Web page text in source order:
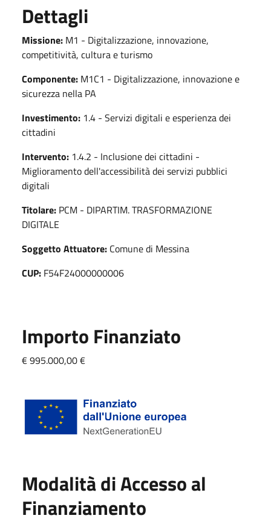
Dettagli
Missione: M1 - Digitalizzazione, innovazione,
competitività, cultura e turismo
Componente: M1C1 - Digitalizzazione, innovazione e
sicurezza nella PA
Investimento: 1.4 - Servizi digitali e esperienza dei
cittadini
Intervento: 1.4.2 - Inclusione dei cittadini -
Miglioramento dell'accessibilità dei servizi pubblici
digitali
Titolare: PCM - DIPARTIM. TRASFORMAZIONE
DIGITALE
Soggetto Attuatore: Comune di Messina
CUP: F54F24000000006
Importo Finanziato
€ 995.000,00 €
Modalità di Accesso al
Finanziamento